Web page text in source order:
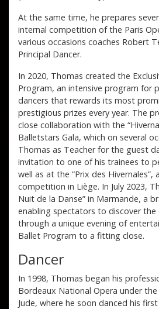
At the same time, he prepares
internal competition of the Paris
various occasions coaches Robert
Principal Dancer.
In 2020, Thomas created the
Program, an intensive program for
dancers that rewards its most
prestigious prizes every year. The
close collaboration with the
Balletstars Gala, which on several
Thomas as Teacher for the guest
invitation to one of his trainees to
well as at the “Prix des Hivernales”,
competition in Liège. In July 2023,
Nuit de la Danse” in Marmande, a
enabling spectators to discover the
through a unique evening of
Ballet Program to a fitting close.
Dancer
In 1998, Thomas began his
Bordeaux National Opera under
Jude, where he soon danced his